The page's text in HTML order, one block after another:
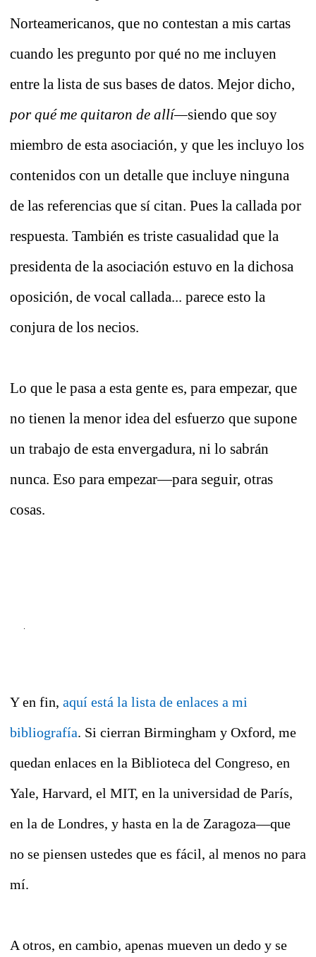
Norteamericanos, que no contestan a mis cartas
cuando les pregunto por qué no me incluyen
entre la lista de sus bases de datos. Mejor dicho,
por qué me quitaron de allí—siendo que soy
miembro de esta asociación, y que les incluyo los
contenidos con un detalle que incluye ninguna
de las referencias que sí citan. Pues la callada por
respuesta. También es triste casualidad que la
presidenta de la asociación estuvo en la dichosa
oposición, de vocal callada... parece esto la
conjura de los necios.
Lo que le pasa a esta gente es, para empezar, que
no tienen la menor idea del esfuerzo que supone
un trabajo de esta envergadura, ni lo sabrán
nunca. Eso para empezar—para seguir, otras
cosas.
Y en fin, aquí está la lista de enlaces a mi
bibliografía. Si cierran Birmingham y Oxford, me
quedan enlaces en la Biblioteca del Congreso, en
Yale, Harvard, el MIT, en la universidad de París,
en la de Londres, y hasta en la de Zaragoza—que
no se piensen ustedes que es fácil, al menos no para
mí.
A otros, en cambio, apenas mueven un dedo y se